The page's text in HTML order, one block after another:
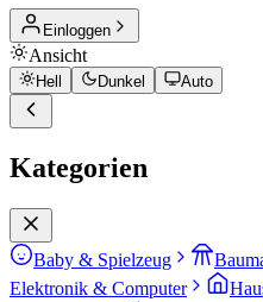
Einloggen
Ansicht
Hell Dunkel Auto
Kategorien
Baby & Spielzeug
Elektronik & Computer